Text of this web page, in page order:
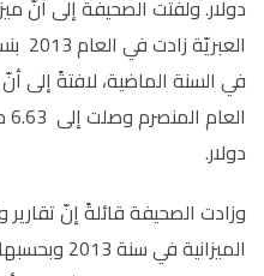
دولار. ولفتت الصحيفة إلى أنّ
في السنة الماضية، لافتةً إلى
دولار.
وزادت الصحيفة قائلةً إنّ تقارير
الميزانية